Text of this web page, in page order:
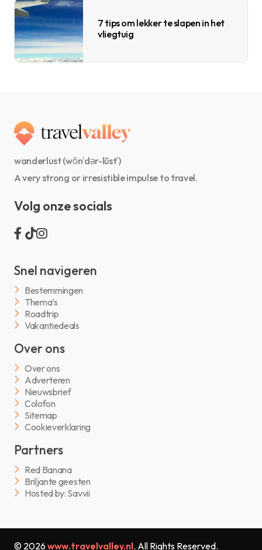
7 tips om lekker te slapen in het
vliegtuig
wanderlust (wŏn′dər-lŭst′)
A very strong or irresistible impulse to travel.
Volg onze socials
Snel navigeren
Bestemmingen
Thema’s
Roadtrip
Vakantiedeals
Over ons
Over ons
Adverteren
Nieuwsbrief
Colofon
Sitemap
Cookieverklaring
Partners
Red Banana
Briljante geesten
Hosted by: Savvii
© 2026 www.travelvalley.nl. All Rights Reserved.